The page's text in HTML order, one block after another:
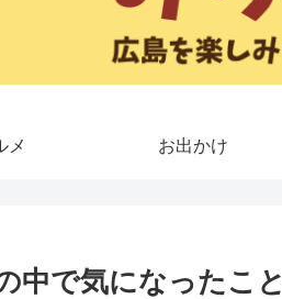
メ お出かけ
中で気になったこ